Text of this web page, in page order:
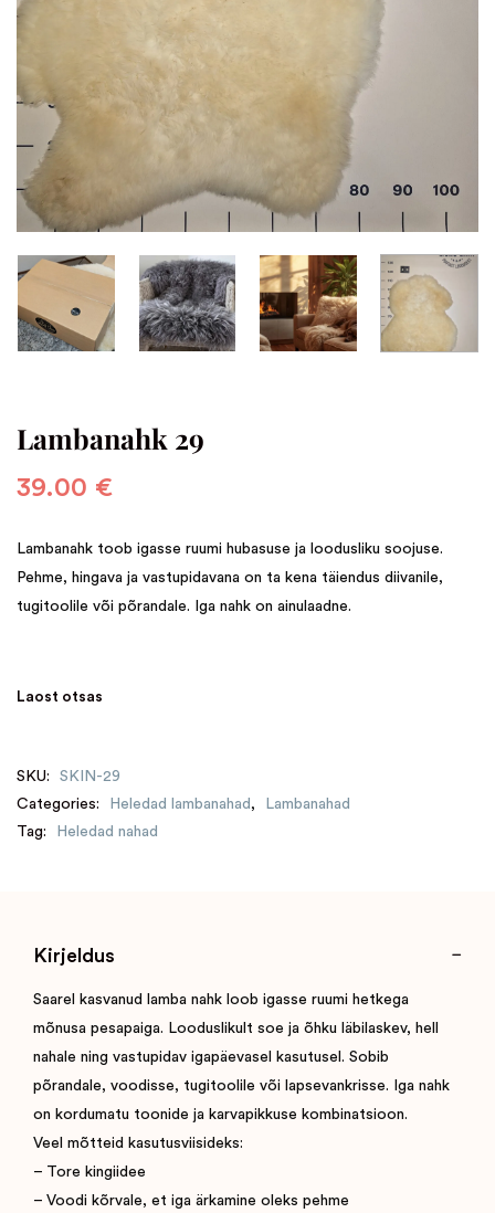
Lambanahk 29
39.00 €
Lambanahk toob igasse ruumi hubasuse ja loodusliku soojuse.
Pehme, hingava ja vastupidavana on ta kena täiendus diivanile,
tugitoolile või põrandale. Iga nahk on ainulaadne.
Laost otsas
SKU:
SKIN-29
Categories:
Heledad lambanahad ,
Lambanahad
Tag:
Heledad nahad
Kirjeldus
Saarel kasvanud lamba nahk loob igasse ruumi hetkega
mõnusa pesapaiga. Looduslikult soe ja õhku läbilaskev, hell
nahale ning vastupidav igapäevasel kasutusel. Sobib
põrandale, voodisse, tugitoolile või lapsevankrisse. Iga nahk
on kordumatu toonide ja karvapikkuse kombinatsioon.
Veel mõtteid kasutusviisideks:
– Tore kingiidee
– Voodi kõrvale, et iga ärkamine oleks pehme